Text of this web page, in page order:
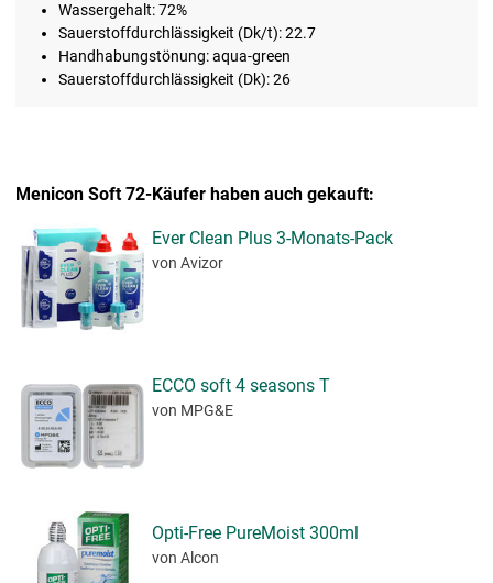
Wassergehalt: 72%
Sauerstoffdurchlässigkeit (Dk/t): 22.7
Handhabungstönung: aqua-green
Sauerstoffdurchlässigkeit (Dk): 26
Menicon Soft 72-Käufer haben auch gekauft:
Ever Clean Plus 3-Monats-Pack
von Avizor
ECCO soft 4 seasons T
von MPG&E
Opti-Free PureMoist 300ml
von Alcon